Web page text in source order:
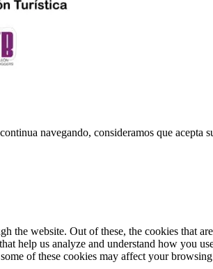
navegando, consideramos que acepta
website. Out of these, the cookies that
help us analyze and understand how you
of these cookies may affect your